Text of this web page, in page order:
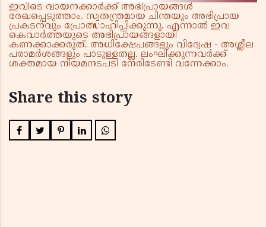
ഇവിടെ വായനക്കാർക്ക് അഭിപ്രായങ്ങൾ
രേഖപ്പെടുത്താം. സ്വതന്ത്രമായ ചിന്തയും അഭിപ്രായ
പ്രകടനവും പ്രോത്സാഹിപ്പിക്കുന്നു. എന്നാൽ ഇവ
കെവാർത്തയുടെ അഭിപ്രായങ്ങളായി
കണക്കാക്കരുത്. അധിക്ഷേപങ്ങളും വിദ്വേഷ - അശ്ലീല
പരാമർശങ്ങളും പാടുള്ളതല്ല. ലംഘിക്കുന്നവർക്ക്
ശക്തമായ നിയമനടപടി നേരിടേണ്ടി വന്നേക്കാം.
Share this story